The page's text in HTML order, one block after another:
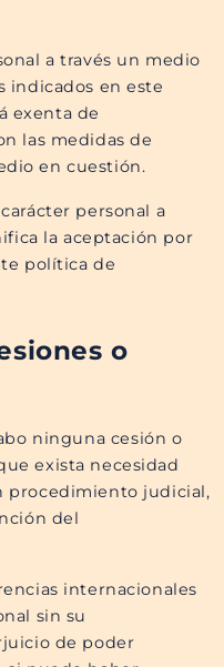
a través un medio
indicados en este
exenta de
las medidas de
en cuestión.
personal a
la aceptación por
política de
o
ninguna cesión o
exista necesidad
procedimiento judicial,
del
internacionales
sin su
de poder